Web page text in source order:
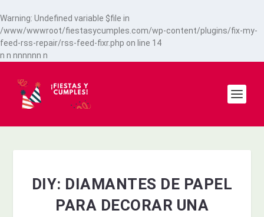
Warning: Undefined variable $file in
/www/wwwroot/fiestasycumples.com/wp-content/plugins/fix-my-
feed-rss-repair/rss-feed-fixr.php on line 14
n n nnnnnn n
DIY: DIAMANTES DE PAPEL
PARA DECORAR UNA